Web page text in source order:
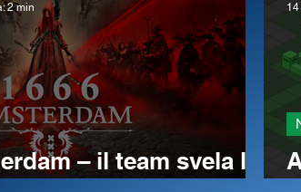
ritorni di vecchie
solo!
– il team svela le
2 min